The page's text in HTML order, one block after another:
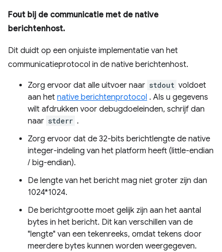
Fout bij de communicatie met de native
berichtenhost.
Dit duidt op een onjuiste implementatie van het
communicatieprotocol in de native berichtenhost.
Zorg ervoor dat alle uitvoer naar stdout voldoet
aan het native berichtenprotocol . Als u gegevens
wilt afdrukken voor debugdoeleinden, schrijf dan
naar stderr .
Zorg ervoor dat de 32-bits berichtlengte de native
integer-indeling van het platform heeft (little-endian
/ big-endian).
De lengte van het bericht mag niet groter zijn dan
1024*1024.
De berichtgrootte moet gelijk zijn aan het aantal
bytes in het bericht. Dit kan verschillen van de
"lengte" van een tekenreeks, omdat tekens door
meerdere bytes kunnen worden weergegeven.